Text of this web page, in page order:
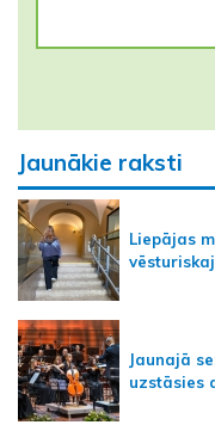
Jaunākie raksti
Liepājas
Jaunajā
uzstāsies